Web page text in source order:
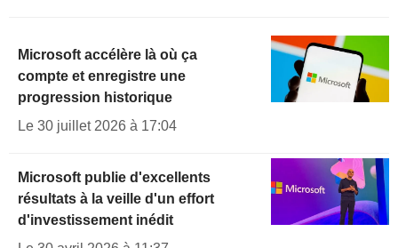
Microsoft accélère là où ça
compte et enregistre une
progression historique
Le 30 juillet 2026 à 17:04
Microsoft publie d'excellents
résultats à la veille d'un effort
d'investissement inédit